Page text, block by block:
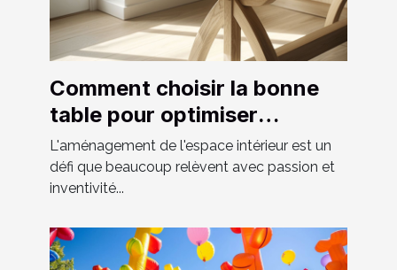
Comment choisir la bonne
table pour optimiser
l'espace chez soi
L'aménagement de l'espace intérieur est un
défi que beaucoup relèvent avec passion et
inventivité...